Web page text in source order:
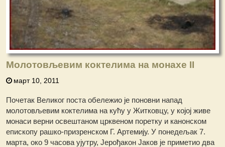
Молотовљевим коктелима на монахе II
март 10, 2011
Почетак Великог поста обележио је поновни напад
молотовљевим коктелима на кућу у Житковцу, у којој живе
монаси верни освештаном црквеном поретку и канонском
епископу рашко-призренском Г. Артемију. У понедељак 7.
марта, око 9 часова ујутру, Јерођакон Јаков је приметио два